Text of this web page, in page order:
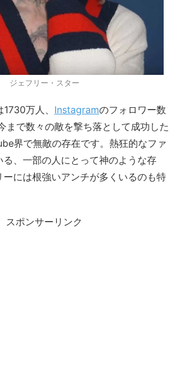
ジェフリー・スター
万人、 Instagramのフォロワー数
まで数々の敵を撃ち落として成功した
界で無敵の存在です。熱狂的なファ
る、一部の人にとって神のような存
には根強いアンチが多くいるのも特
スポンサーリンク